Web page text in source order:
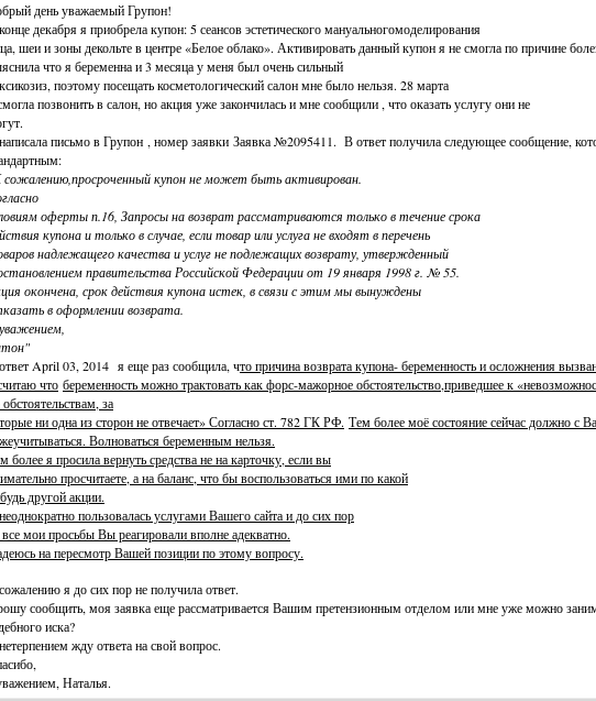
день уважаемый Групон!
декабря я приобрела купон: 5 сеансов эстетического мануальногомоделирования
шеи и зоны декольте в центре «Белое облако». Активировать данный купон я не смогла по причине
что я беременна и 3 месяца у меня был очень сильный
поэтому посещать косметологический салон мне было нельзя. 28 марта
позвонить в салон, но акция уже закончилась и мне сообщили , что оказать услугу они не
письмо в Групон , номер заявки Заявка №2095411. В ответ получила следующее сообщение,
сожалению,просроченный купон не может быть активирован.
оферты п.16, Запросы на возврат рассматриваются только в течение срока
купона и только в случае, если товар или услуга не входят в перечень
надлежащего качества и услуг не подлежащих возврату, утвержденный
правительства Российской Федерации от 19 января 1998 г. № 55.
окончена, срок действия купона истек, в связи с этим мы вынуждены
в оформлении возврата.
April 03, 2014 я еще раз сообщила, что причина возврата купона- беременность и осложнения
что беременность можно трактовать как форс-мажорное обстоятельство,приведшее к
за
ни одна из сторон не отвечает» Согласно ст. 782 ГК РФ. Тем более моё состояние сейчас должно с
Волноваться беременным нельзя.
более я просила вернуть средства не на карточку, если вы
просчитаете, а на баланс, что бы воспользоваться ими по какой
другой акции.
пользовалась услугами Вашего сайта и до сих пор
все мои просьбы Вы реагировали вполне адекватно.
на пересмотр Вашей позиции по этому вопросу.
я до сих пор не получила ответ.
сообщить, моя заявка еще рассматривается Вашим претензионным отделом или мне уже можно
иска?
жду ответа на свой вопрос.
Наталья.